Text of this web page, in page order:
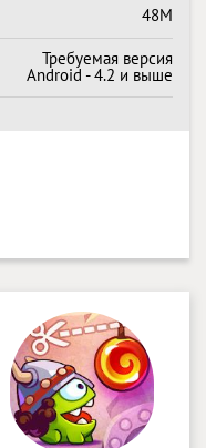
48M
Требуемая версия
Android - 4.2 и выше